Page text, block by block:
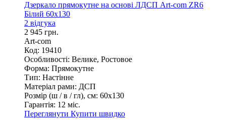
Дзеркало прямокутне на основі ЛДСП Art-com ZR6
Білий 60х130
2 відгука
2 945 грн.
Art-com
Код: 19410
Особливості: Велике, Ростовое
Форма: Прямокутне
Тип: Настінне
Матеріал рами: ДСП
Розмір (ш / в / гл), см: 60х130
Гарантія: 12 міс.
Переглянути Купити швидко